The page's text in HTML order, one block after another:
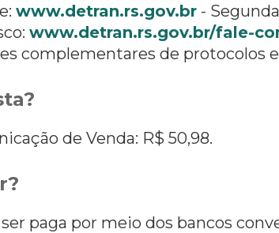
www.detran.rs.gov.br -
www.detran.rs.gov.br/fale-
complementares de protocolos
de Venda: R$ 50,98.
paga por meio dos bancos